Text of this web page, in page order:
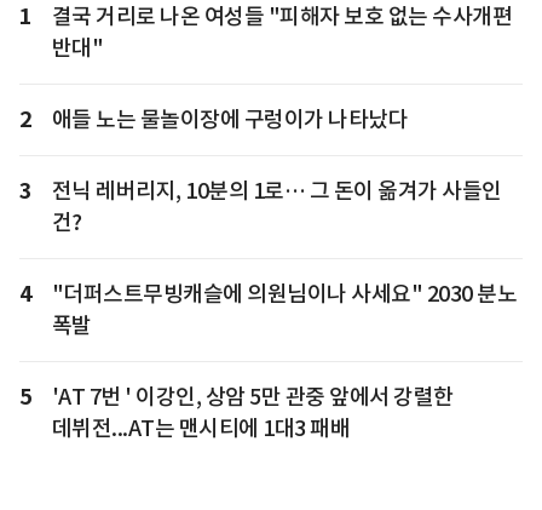
1
결국 거리로 나온 여성들 "피해자 보호 없는 수사개편
반대"
2 애들 노는 물놀이장에 구렁이가 나타났다
3
전닉 레버리지, 10분의 1로… 그 돈이 옮겨가 사들인
건?
4
"더퍼스트무빙캐슬에 의원님이나 사세요" 2030 분노
폭발
5
'AT 7번 ' 이강인, 상암 5만 관중 앞에서 강렬한
데뷔전...AT는 맨시티에 1대3 패배